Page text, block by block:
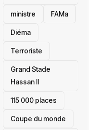
ministre FAMa
Diéma
Terroriste
Grand Stade
Hassan II
115 000 places
‎Coupe du monde